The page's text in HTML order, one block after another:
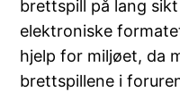
brettspill på lang
elektroniske
hjelp for miljøet, da
brettspillene i